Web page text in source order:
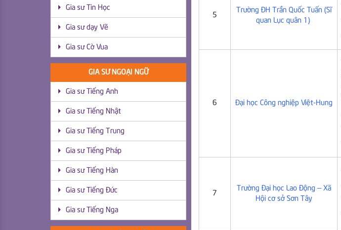
5
Trường ĐH Trần Quốc Tuấn (Sĩ
quan Lục quân 1)
6 Đại học Công nghiệp Việt-Hung
7
Trường Đại học Lao Động – Xã
Hội cơ sở Sơn Tây
Gia sư Tin Học
Gia sư dạy Vẽ
Gia sư Cờ Vua
GIA SƯ NGOẠI NGỮ
Gia sư Tiếng Anh
Gia sư Tiếng Nhật
Gia sư Tiếng Trung
Gia sư Tiếng Pháp
Gia sư Tiếng Hàn
Gia sư Tiếng Đức
Gia sư Tiếng Nga